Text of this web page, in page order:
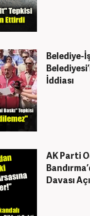
Belediye-
İddiası
AK Parti
Davası